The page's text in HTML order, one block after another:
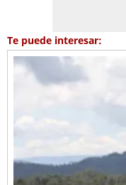
Te puede interesar: